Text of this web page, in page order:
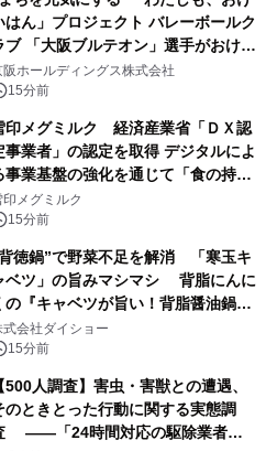
はん」プロジェクト バレーボールク
ブ 「大阪ブルテオン」選手がおけい
んに。
阪ホールディングス株式会社
15分前
印メグミルク 経済産業省「ＤＸ認
事業者」の認定を取得 デジタルによ
事業基盤の強化を通じて「食の持続
」を実現
印メグミルク
15分前
徳鍋”で野菜不足を解消 「寒玉キ
ベツ」の旨みマシマシ 背脂にんに
の『キャベツが旨い！背脂醤油鍋ス
プ』発売
式会社ダイショー
15分前
500人調査】害虫・害獣との遭遇、
のときとった行動に関する実態調
――「24時間対応の駆除業者」